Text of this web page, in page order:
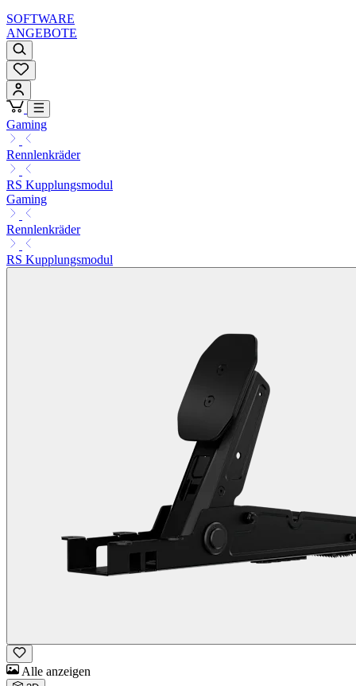
SOFTWARE
ANGEBOTE
Gaming
Rennlenkräder
RS Kupplungsmodul
Gaming
Rennlenkräder
RS Kupplungsmodul
Alle anzeigen